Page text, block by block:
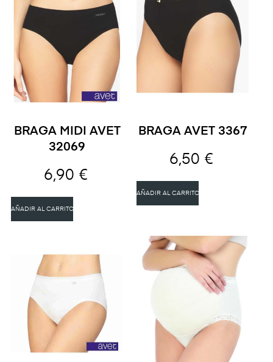
BRAGA MIDI AVET
32069
6,90 €
AÑADIR AL CARRITO
BRAGA AVET 3367
6,50 €
AÑADIR AL CARRITO